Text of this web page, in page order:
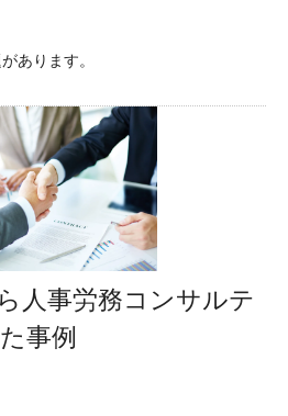
あります。
人事労務コンサルテ
事例